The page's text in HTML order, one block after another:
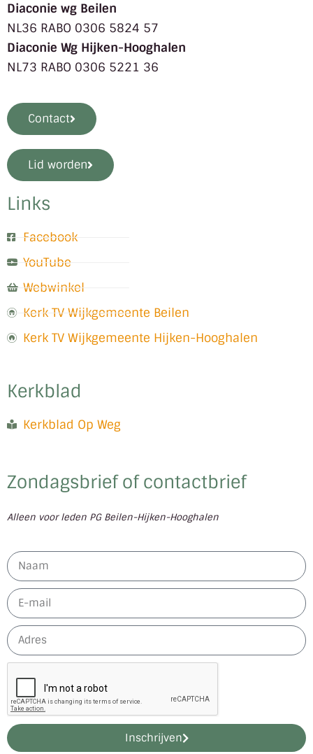
Diaconie wg Beilen
NL36 RABO 0306 5824 57
Diaconie Wg Hijken-Hooghalen
NL73 RABO 0306 5221 36
Contact
Lid worden
Links
Facebook
YouTube
Webwinkel
Kerk TV Wijkgemeente Beilen
Kerk TV Wijkgemeente Hijken-Hooghalen
Kerkblad
Kerkblad Op Weg
Zondagsbrief of contactbrief
Alleen voor leden PG Beilen-Hijken-Hooghalen
Inschrijven